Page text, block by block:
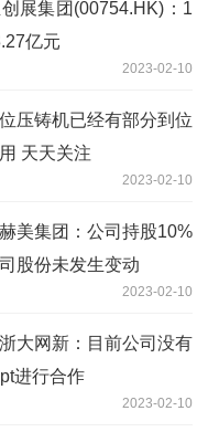
展集团(00754.HK)：1
亿元
2023-02-10
压铸机已经有部分到位
天天关注
2023-02-10
美集团：公司持股10%
股份未发生变动
2023-02-10
大网新：目前公司没有
进行合作
2023-02-10